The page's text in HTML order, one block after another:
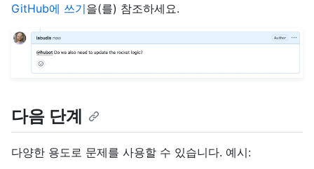
GitHub에 쓰기을(를) 참조하세요.
다음 단계
다양한 용도로 문제를 사용할 수 있습니다. 예시: